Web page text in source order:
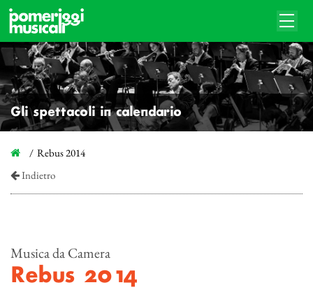
Gli spettacoli in calendario
Rebus 2014
Indietro
Musica da Camera
Rebus 2014